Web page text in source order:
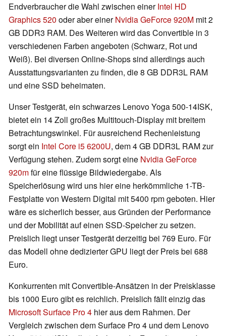
Endverbraucher die Wahl zwischen einerIntel HD
Graphics 520 oder aber einerNvidia GeForce 920M mit 2
GB DDR3 RAM. Des Weiteren wird das Convertible in 3
verschiedenen Farben angeboten (Schwarz, Rot und
Weiß). Bei diversen Online-Shops sind allerdings auch
Ausstattungsvarianten zu finden, die 8 GB DDR3L RAM
und eine SSD beheimaten.
Unser Testgerät, ein schwarzes Lenovo Yoga 500-14ISK,
bietet ein 14 Zoll großes Multitouch-Display mit breitem
Betrachtungswinkel. Für ausreichend Rechenleistung
sorgt ein Intel Core i5 6200U, dem 4 GB DDR3L RAM zur
Verfügung stehen. Zudem sorgt eine Nvidia GeForce
920mfür eine flüssige Bildwiedergabe. Als
Speicherlösung wird uns hier eine herkömmliche 1-TB-
Festplatte von Western Digital mit 5400 rpm geboten. Hier
wäre es sicherlich besser, aus Gründen der Performance
und der Mobilität auf einen SSD-Speicher zu setzen.
Preislich liegt unser Testgerät derzeitig bei 769 Euro. Für
das Modell ohne dedizierter GPU liegt der Preis bei 688
Euro.
Konkurrenten mit Convertible-Ansätzen in der Preisklasse
bis 1000 Euro gibt es reichlich. Preislich fällt einzig das
Microsoft Surface Pro 4 hier aus dem Rahmen. Der
Vergleich zwischen dem Surface Pro 4 und dem Lenovo